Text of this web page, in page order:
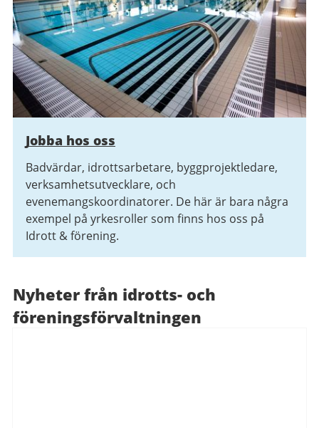
Jobba hos oss
Badvärdar, idrottsarbetare, byggprojektledare,
verksamhetsutvecklare, och
evenemangskoordinatorer. De här är bara några
exempel på yrkesroller som finns hos oss på
Idrott & förening.
Nyheter från idrotts- och
föreningsförvaltningen